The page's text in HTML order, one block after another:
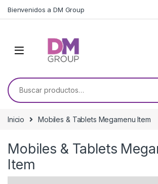
Bienvenidos a DM Group
Buscar por:
Inicio Mobiles & Tablets Megamenu Item
Mobiles & Tablets
Item